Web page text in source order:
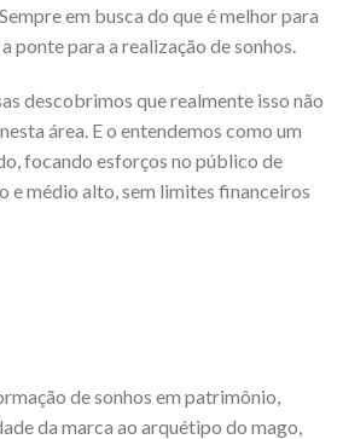
em busca do que é melhor para
ponte para a realização de sonhos.
descobrimos que realmente isso não
área. E o entendemos como um
focando esforços no público de
e médio alto, sem limites financeiros
de sonhos em patrimônio,
da marca ao arquétipo do mago,